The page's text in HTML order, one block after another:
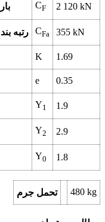
CF 2 120 kN
رتبه CFa 355 kN
K 1.69
e 0.35
Y1 1.9
Y2 2.9
Y0 1.8
تحمل جرم 480 kg